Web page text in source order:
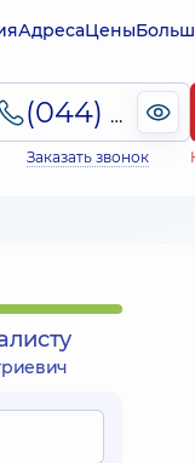
АдресаЦены
(044) 495-2-888
Заказать звонок